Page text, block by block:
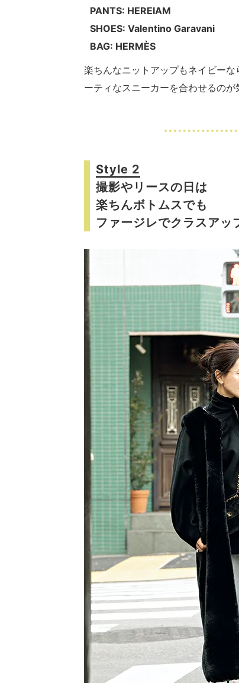
PANTS: HEREIAM
SHOES: Valentino Garavani
BAG: HERMÈS
楽ちんなニットアップもネイビー
ーティなスニーカーを合わせるのが
Style 2
撮影やリースの日は
楽ちんボトムスでも
ファージレでクラスアッ